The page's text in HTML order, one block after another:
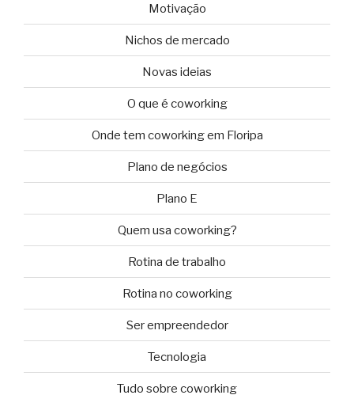
Motivação
Nichos de mercado
Novas ideias
O que é coworking
Onde tem coworking em Floripa
Plano de negócios
Plano E
Quem usa coworking?
Rotina de trabalho
Rotina no coworking
Ser empreendedor
Tecnologia
Tudo sobre coworking